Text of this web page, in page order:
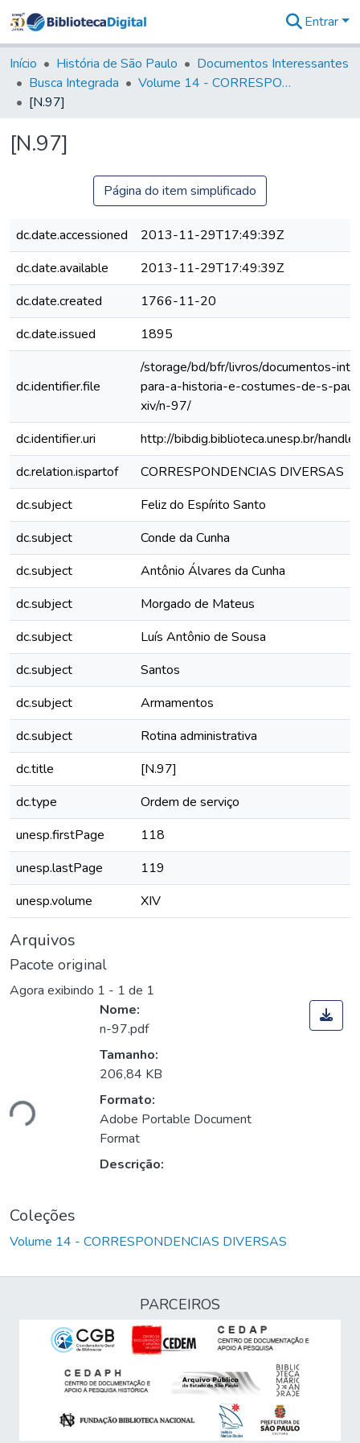
&
Coleções
Tudo na
Entrar
Início História de São Paulo
Documentos Interessantes
Busca Integrada
Volume 14 - CORRESPONDENCIAS DIVERSAS
[N.97]
[N.97]
Página do item simplificado
dc.date.accessioned
2013-11-29T17:49:39Z
dc.date.available
2013-11-29T17:49:39Z
dc.date.created
1766-11-20
dc.date.issued
1895
dc.identifier.file
/storage/bd/bfr/livros/documentos-
para-a-historia-e-costumes-de-s-
xiv/n-97/
dc.identifier.uri
http://bibdig.biblioteca.unesp.br/
dc.relation.ispartof
CORRESPONDENCIAS DIVERSAS
dc.subject
Feliz do Espírito Santo
dc.subject
Conde da Cunha
dc.subject
Antônio Álvares da Cunha
dc.subject
Morgado de Mateus
dc.subject
Luís Antônio de Sousa
dc.subject
Santos
dc.subject
Armamentos
dc.subject
Rotina administrativa
dc.title
[N.97]
dc.type
Ordem de serviço
unesp.firstPage
118
unesp.lastPage
119
unesp.volume
XIV
Arquivos
Pacote original
Agora exibindo 1 - 1 de 1
Nome:
n-97.pdf
Tamanho:
206,84 KB
Formato:
Adobe Portable Document
Format
Descrição:
Coleções
Volume 14 - CORRESPONDENCIAS DIVERSAS
PARCEIROS